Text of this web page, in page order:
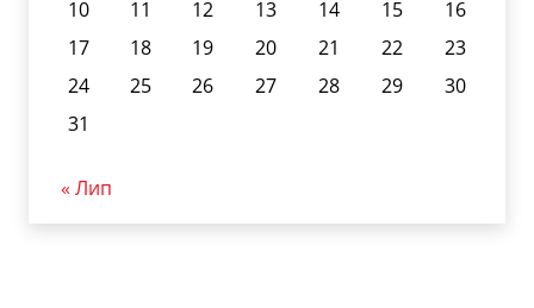
10
11 12 13 14 15
16
17
18 19 20 21 22
23
24
25 26 27 28 29
30
31
« Лип